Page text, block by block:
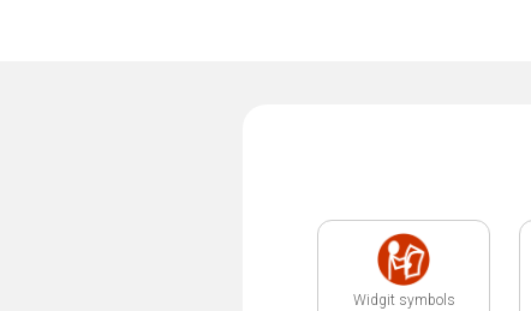
Widgit symbols